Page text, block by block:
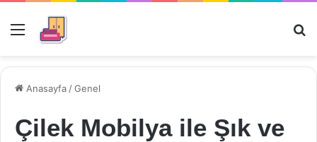
Menü
Anasayfa /Genel
Çilek Mobilya ile Şık ve